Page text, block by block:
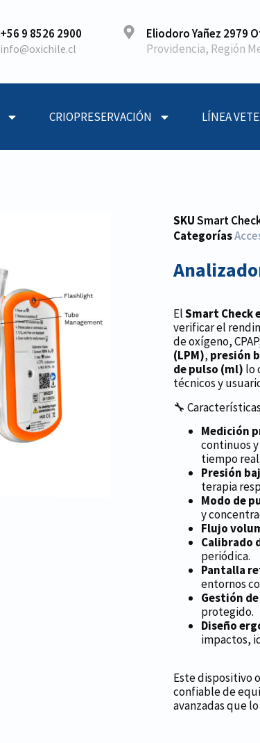
+56 9 8526 2900
info@oxichile.cl
Eliodoro Yañez 2979
Providencia, Región
CRIOPRESERVACIÓN LÍNEA
SKUSmart
Categorías
ElSmart Check
verificar el
de oxígeno,
(LPM), presión
de pulso (ml) lo
técnicos y
🔧
Medición
continuos
tiempo real.
Presión
terapia
Modo de
y
Flujo
Calibrado
periódica.
Pantalla
entornos
Gestión
protegido.
Diseño
impactos,
Este dispositivo
confiable de
avanzadas que